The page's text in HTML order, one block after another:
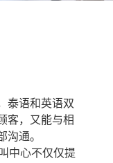
泰语和英语双
客，又能与相
沟通。
中心不仅仅提